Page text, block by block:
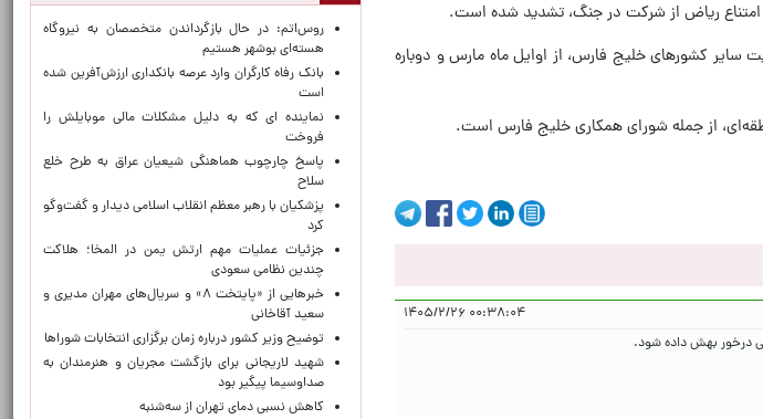
امتناع ریاض از شرکت در جنگ، تشدید شده است.
سایر کشورهای خلیج فارس، از اوایل ماه مارس و دوباره
از جمله شورای همکاری خلیج فارس است.
۰۰:۳۸:۰۴ ۱۴۰۵/۲/۲۶
درخور بهش داده شود.
روس‌اتم: در حال بازگرداندن متخصصان به نیروگاه
هسته‌ای بوشهر هستیم
بانک رفاه کارگران وارد عرصه بانکداری ارزش‌آفرین شده
است
نماینده ای که به دلیل مشکلات مالی موبایلش را
فروخت
پاسخ چارچوب هماهنگی شیعیان عراق به طرح خلع
سلاح
پزشکیان با رهبر معظم انقلاب اسلامی دیدار و گفت‌وگو
کرد
جزئیات عملیات مهم ارتش یمن در المخا؛ هلاکت
چندین نظامی سعودی
خبرهایی از «پایتخت ۸» و سریال‌های مهران مدیری و
سعید آقاخانی
توضیح وزیر کشور درباره زمان برگزاری انتخابات شوراها
شهید لاریجانی برای بازگشت مجریان و هنرمندان به
صداوسیما پیگیر بود
کاهش نسبی دمای تهران از سه‌شنبه